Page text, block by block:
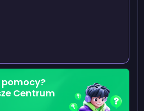
pomocy?
Centrum